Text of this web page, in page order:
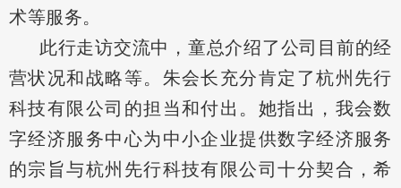
术等服务。
此行走访交流中，童总介绍了公司目前的经
营状况和战略等。朱会长充分肯定了杭州先行
科技有限公司的担当和付出。她指出，我会数
字经济服务中心为中小企业提供数字经济服务
的宗旨与杭州先行科技有限公司十分契合，希